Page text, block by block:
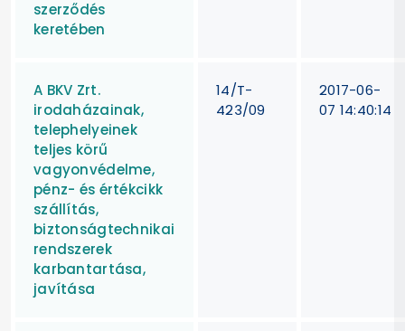
szerződés
keretében
A BKV Zrt.
irodaházainak,
telephelyeinek
teljes körű
vagyonvédelme,
pénz- és értékcikk
szállítás,
biztonságtechnikai
rendszerek
karbantartása,
javítása
14/T-
423/09
2017-06-
07 14:40:14